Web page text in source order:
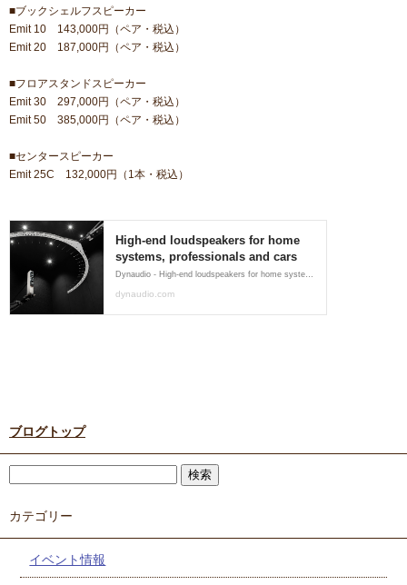
■ブックシェルフスピーカー
Emit 10 143,000円（ペア・税込）
Emit 20 187,000円（ペア・税込）
■フロアスタンドスピーカー
Emit 30 297,000円（ペア・税込）
Emit 50 385,000円（ペア・税込）
■センタースピーカー
Emit 25C 132,000円（1本・税込）
ブログトップ
カテゴリー
イベント情報